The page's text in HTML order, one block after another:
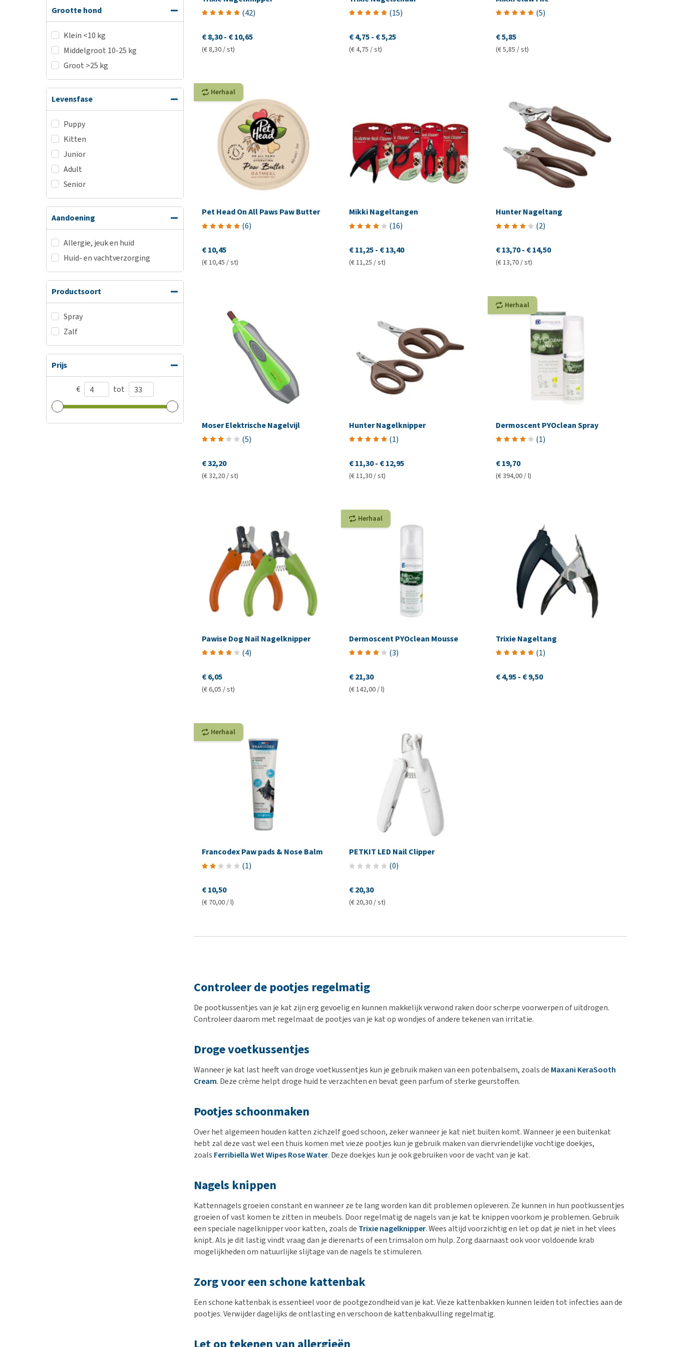
Grootte hond
Klein <10 kg
Middelgroot 10-25 kg
Groot >25 kg
Levensfase
Puppy
Kitten
Junior
Adult
Senior
Aandoening
Allergie, jeuk en huid
Huid- en vachtverzorging
Productsoort
Spray
Zalf
Prijs
€ tot
(42)
€ 8,30- € 10,65
(€ 8,30 / st)
(15)
€ 4,75 - € 5,25
(€ 4,75 / st)
(5)
€ 5,85
(€ 5,85 / st)
Herhaal
Pet Head On All Paws Paw Butter
(6)
€ 10,45
(€ 10,45 / st)
Mikki Nageltangen
(16)
€ 11,25 - € 13,40
(€ 11,25 / st)
Hunter Nageltang
(2)
€ 13,70- € 14,50
(€ 13,70 / st)
Moser Elektrische Nagelvijl
(5)
€ 32,20
(€ 32,20 / st)
Hunter Nagelknipper
(1)
€ 11,30 - € 12,95
(€ 11,30 / st)
Herhaal
Dermoscent PYOclean Spray
(1)
€ 19,70
(€ 394,00 / l)
Pawise Dog Nail Nagelknipper
(4)
€ 6,05
(€ 6,05 / st)
Herhaal
Dermoscent PYOclean Mousse
(3)
€ 21,30
(€ 142,00 / l)
Trixie Nageltang
(1)
€ 4,95- € 9,50
Herhaal
Francodex Paw pads & Nose Balm
(1)
€ 10,50
(€ 70,00 / l)
PETKIT LED Nail Clipper
(0)
€ 20,30
(€ 20,30 / st)
Controleer de pootjes regelmatig
De pootkussentjes van je kat zijn erg gevoelig en kunnen makkelijk verwond raken door scherpe voorwerpen of uitdrogen.
Controleer daarom met regelmaat de pootjes van je kat op wondjes of andere tekenen van irritatie.
Droge voetkussentjes
Wanneer je kat last heeft van droge voetkussentjes kun je gebruik maken van een potenbalsem, zoals de Maxani KeraSooth
Cream. Deze crème helpt droge huid te verzachten en bevat geen parfum of sterke geurstoffen.
Pootjes schoonmaken
Over het algemeen houden katten zichzelf goed schoon, zeker wanneer je kat niet buiten komt. Wanneer je een buitenkat
hebt zal deze vast wel een thuis komen met vieze pootjes kun je gebruik maken van diervriendelijke vochtige doekjes,
zoals Ferribiella Wet Wipes Rose Water. Deze doekjes kun je ook gebruiken voor de vacht van je kat.
Nagels knippen
Kattennagels groeien constant en wanneer ze te lang worden kan dit problemen opleveren. Ze kunnen in hun pootkussentjes
groeien of vast komen te zitten in meubels. Door regelmatig de nagels van je kat te knippen voorkom je problemen. Gebruik
een speciale nagelknipper voor katten, zoals de Trixie nagelknipper. Wees altijd voorzichtig en let op dat je niet in het vlees
knipt. Als je dit lastig vindt vraag dan je dierenarts of een trimsalon om hulp. Zorg daarnaast ook voor voldoende krab
mogelijkheden om natuurlijke slijtage van de nagels te stimuleren.
Zorg voor een schone kattenbak
Een schone kattenbak is essentieel voor de pootgezondheid van je kat. Vieze kattenbakken kunnen leiden tot infecties aan de
pootjes. Verwijder dagelijks de ontlasting en verschoon de kattenbakvulling regelmatig.